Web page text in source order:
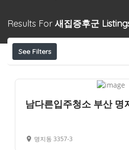
Results For 새집증후군
See Filters
남다른입주청소 부산 명
명지동 3357-3